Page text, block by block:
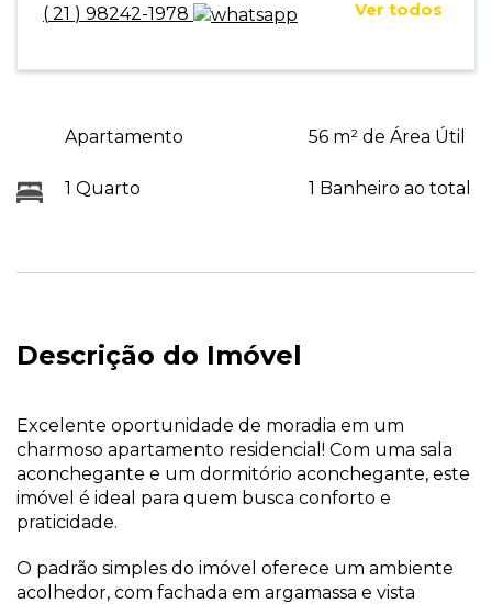
( 21 ) 98242-1978 Ver todos
Apartamento 56 m² de Área Útil
1 Quarto 1 Banheiro ao total
Descrição do Imóvel
Excelente oportunidade de moradia em um
charmoso apartamento residencial! Com uma sala
aconchegante e um dormitório aconchegante, este
imóvel é ideal para quem busca conforto e
praticidade.
O padrão simples do imóvel oferece um ambiente
acolhedor, com fachada em argamassa e vista